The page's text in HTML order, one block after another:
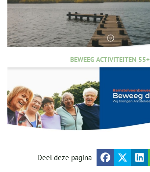
BEWEEG ACTIVITEITEN 55+
Deel deze pagina